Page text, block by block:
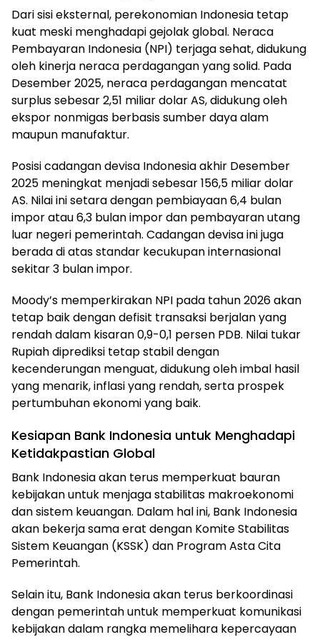
Dari sisi eksternal, perekonomian Indonesia tetap
kuat meski menghadapi gejolak global. Neraca
Pembayaran Indonesia (NPI) terjaga sehat, didukung
oleh kinerja neraca perdagangan yang solid. Pada
Desember 2025, neraca perdagangan mencatat
surplus sebesar 2,51 miliar dolar AS, didukung oleh
ekspor nonmigas berbasis sumber daya alam
maupun manufaktur.
Posisi cadangan devisa Indonesia akhir Desember
2025 meningkat menjadi sebesar 156,5 miliar dolar
AS. Nilai ini setara dengan pembiayaan 6,4 bulan
impor atau 6,3 bulan impor dan pembayaran utang
luar negeri pemerintah. Cadangan devisa ini juga
berada di atas standar kecukupan internasional
sekitar 3 bulan impor.
Moody’s memperkirakan NPI pada tahun 2026 akan
tetap baik dengan defisit transaksi berjalan yang
rendah dalam kisaran 0,9-0,1 persen PDB. Nilai tukar
Rupiah diprediksi tetap stabil dengan
kecenderungan menguat, didukung oleh imbal hasil
yang menarik, inflasi yang rendah, serta prospek
pertumbuhan ekonomi yang baik.
Kesiapan Bank Indonesia untuk Menghadapi
Ketidakpastian Global
Bank Indonesia akan terus memperkuat bauran
kebijakan untuk menjaga stabilitas makroekonomi
dan sistem keuangan. Dalam hal ini, Bank Indonesia
akan bekerja sama erat dengan Komite Stabilitas
Sistem Keuangan (KSSK) dan Program Asta Cita
Pemerintah.
Selain itu, Bank Indonesia akan terus berkoordinasi
dengan pemerintah untuk memperkuat komunikasi
kebijakan dalam rangka memelihara kepercayaan